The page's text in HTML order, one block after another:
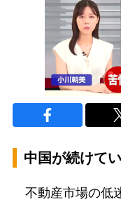
中国が続けて
不動産市場の低